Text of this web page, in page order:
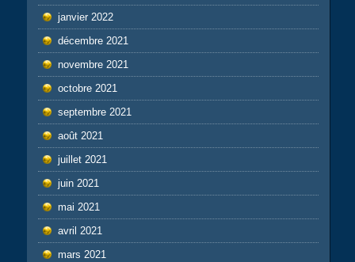
janvier 2022
décembre 2021
novembre 2021
octobre 2021
septembre 2021
août 2021
juillet 2021
juin 2021
mai 2021
avril 2021
mars 2021